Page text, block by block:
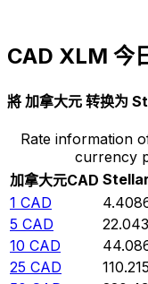
CAD XLM 今
將 加拿大元 转换为
Rate information
currency
加拿大元CAD
1 CAD
5 CAD 22.043
10 CAD
25 CAD 110.215